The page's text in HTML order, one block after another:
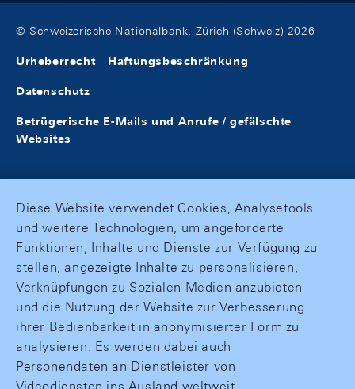
© Schweizerische Nationalbank, Zürich (Schweiz) 2026
Urheberrecht Haftungsbeschränkung
Datenschutz
Betrügerische E-Mails und Anrufe / gefälschte
Websites
Diese Website verwendet Cookies, Analysetools
und weitere Technologien, um angeforderte
Funktionen, Inhalte und Dienste zur Verfügung zu
stellen, angezeigte Inhalte zu personalisieren,
Verknüpfungen zu Sozialen Medien anzubieten
und die Nutzung der Website zur Verbesserung
ihrer Bedienbarkeit in anonymisierter Form zu
analysieren. Es werden dabei auch
Personendaten an Dienstleister von